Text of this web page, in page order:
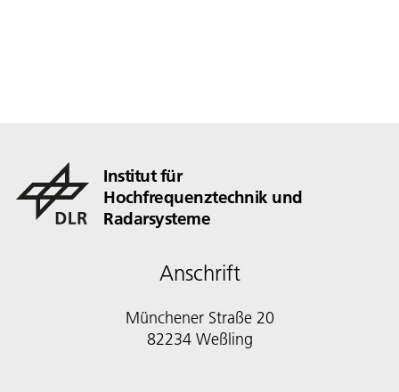
Institut für
Hochfrequenztechnik und
Radarsysteme
Anschrift
Münchener Straße 20
82234 Weßling